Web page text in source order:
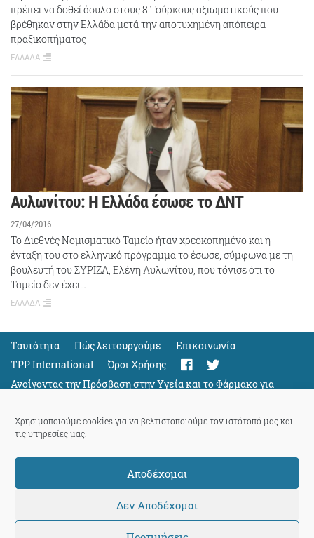
Χρησιμοποιούμε cookies για να βελτιστοποιούμε τον ιστότοπό μας και
τις υπηρεσίες μας.
Αποδέχομαι
Δεν Αποδέχομαι
πρέπει να δοθεί άσυλο στους 8 Τούρκους αξιωματικούς που
βρέθηκαν στην Ελλάδα μετά την αποτυχημένη απόπειρα
πραξικοπήματος
ΕΛΛΑΔΑ
Αυλωνίτου: Η Ελλάδα έσωσε το ΔΝΤ
27/04/2016
Το Διεθνές Νομισματικό Ταμείο ήταν χρεοκοπημένο και η
ένταξη του στο ελληνικό πρόγραμμα το έσωσε, σύμφωνα με τη
βουλευτή του ΣΥΡΙΖΑ, Ελένη Αυλωνίτου, που τόνισε ότι το
Ταμείο δεν έχει…
ΕΛΛΑΔΑ
Ταυτότητα Πώς λειτουργούμε
Eπικοινωνία
TPP International
Όροι Χρήσης
Ανοίγοντας την Πρόσβαση στην Υγεία και το Φάρμακο για
Όλους
Support
ThePressProject
powered by our community members